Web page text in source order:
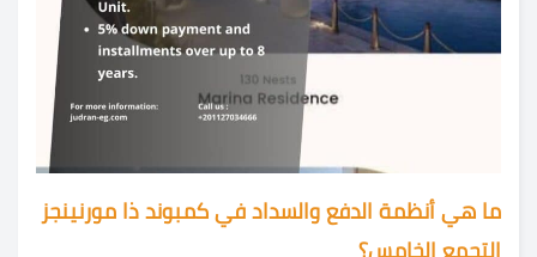
ما هي أنظمة الدفع والسداد في كمبوند ذا مورنينجز
التجمع الخامس؟